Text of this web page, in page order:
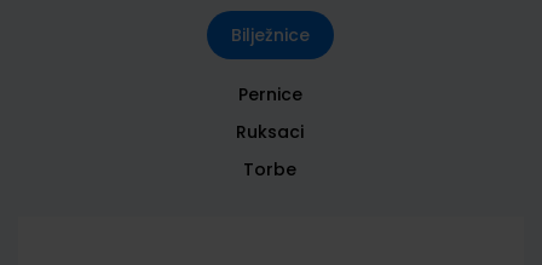
Bilježnice
Pernice
Ruksaci
Torbe